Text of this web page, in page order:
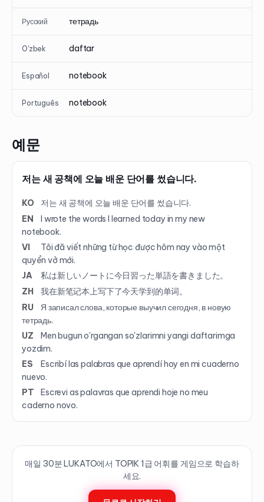
Русский тетрадь
O'zbek daftar
Español notebook
Português notebook
예문
저는 새 공책에 오늘 배운 단어를 썼습니다.
KO
저는 새 공책에 오늘 배운 단어를 썼습니다.
EN
I wrote the words I learned today in my new
notebook.
VI
Tôi đã viết những từ học được hôm nay vào một
quyển vở mới.
JA
私は新しいノートに今日習った単語を書きました。
ZH
我在新笔记本上写下了今天学到的单词。
RU
Я записал слова, которые выучил сегодня, в новую
тетрадь.
UZ
Men bugun o'rgangan so'zlarimni yangi daftarimga
yozdim.
ES
Escribí las palabras que aprendí hoy en mi cuaderno
nuevo.
PT
Escrevi as palavras que aprendi hoje no meu
caderno novo.
매일 30분 LUKATO에서 TOPIK 1급 어휘를 게임으로 학습하
세요.